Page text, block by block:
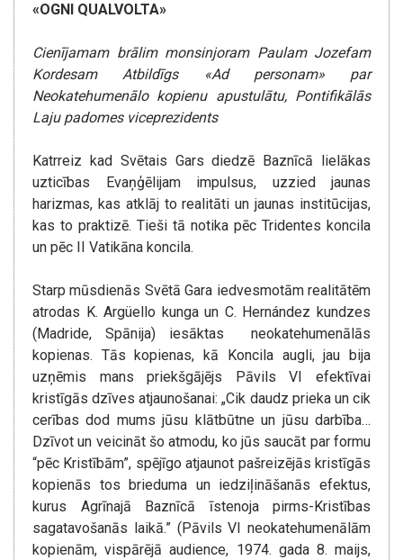
«OGNI QUALVOLTA»
Cienījamam brālim monsinjoram Paulam Jozefam
Kordesam
Atbildīgs «Ad personam» par
Neokatehumenālo kopienu apustulātu, Pontifikālās
Laju padomes viceprezidents
Katrreiz kad Svētais Gars diedzē Baznīcā lielākas
uzticības Evaņģēlijam impulsus, uzzied jaunas
harizmas, kas atklāj to realitāti un jaunas institūcijas,
kas to praktizē. Tieši tā notika pēc Tridentes koncila
un pēc II Vatikāna koncila.
Starp mūsdienās Svētā Gara iedvesmotām realitātēm
atrodas K. Argüello kunga un C. Hernández kundzes
(Madride, Spānija) iesāktas neokatehumenālās
kopienas. Tās kopienas, kā Koncila augli, jau bija
uzņēmis mans priekšgājējs Pāvils VI efektīvai
kristīgās dzīves atjaunošanai: „Cik daudz prieka un cik
cerības dod mums jūsu klātbūtne un jūsu darbība…
Dzīvot un veicināt šo atmodu, ko jūs saucāt par formu
“pēc Kristībām”, spējīgo atjaunot pašreizējās kristīgās
kopienās tos brieduma un iedziļināšanās efektus,
kurus Agrīnajā Baznīcā īstenoja pirms-Kristības
sagatavošanās laikā.” (Pāvils VI neokatehumenālām
kopienām, vispārējā audience, 1974. gada 8. maijs,